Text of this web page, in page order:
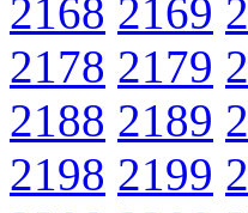
2168 2169
2178 2179
2188 2189
2198 2199